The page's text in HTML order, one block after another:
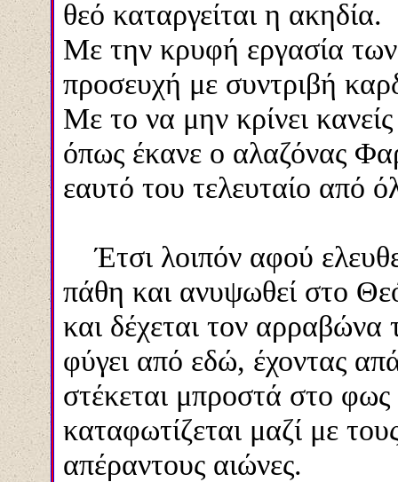
θεό καταργείταιη ακηδία.
Με την κρυφή εργασία
προσευχή με συντριβή
Με το να μην κρίνει
όπως έκανε ο αλαζόνας
εαυτό του τελευταίο από
Έτσι λοιπόν αφού
πάθη και ανυψωθεί στο
και δέχεται τον
φύγει από εδώ, έχοντας
στέκεται μπροστά στο φως
καταφωτίζεται μαζί με
απέραντους αιώνες.